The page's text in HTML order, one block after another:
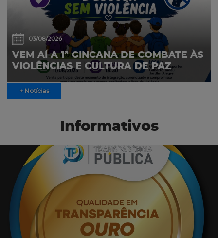
03/08/2026
VEM AÍ A 1ª GINCANA DE COMBATE ÀS
VIOLÊNCIAS E CULTURA DE PAZ
+ Notícias
Informativos